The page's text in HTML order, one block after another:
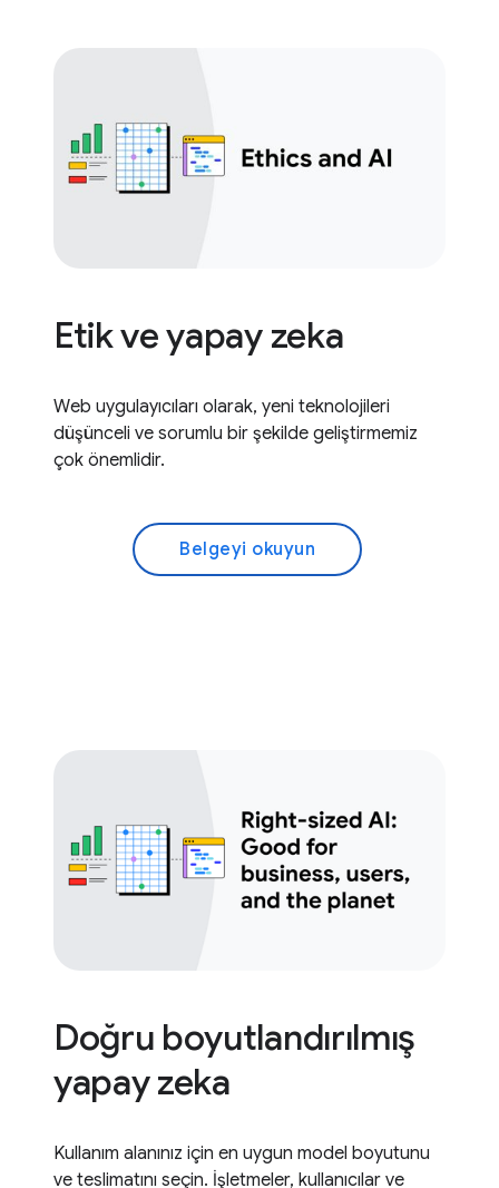
Etik ve yapay zeka
Web uygulayıcıları olarak, yeni teknolojileri
düşünceli ve sorumlu bir şekilde geliştirmemiz
çok önemlidir.
Belgeyi okuyun
Doğru boyutlandırılmış
yapay zeka
Kullanım alanınız için en uygun model boyutunu
ve teslimatını seçin. İşletmeler, kullanıcılar ve